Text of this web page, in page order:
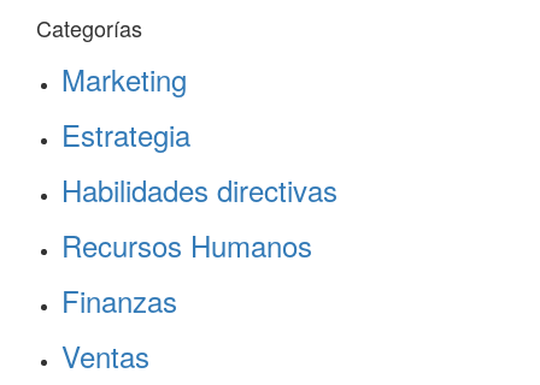
Categorías
Marketing
Estrategia
Habilidades directivas
Recursos Humanos
Finanzas
Ventas